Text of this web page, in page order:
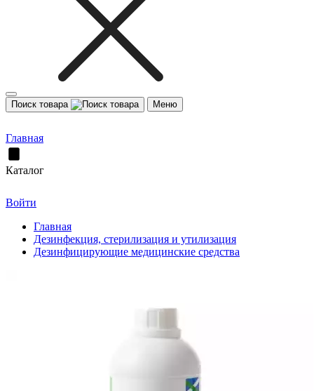
Поиск товара Меню
Главная
Каталог
Войти
Главная
Дезинфекция, стерилизация и утилизация
Дезинфицирующие медицинские средства